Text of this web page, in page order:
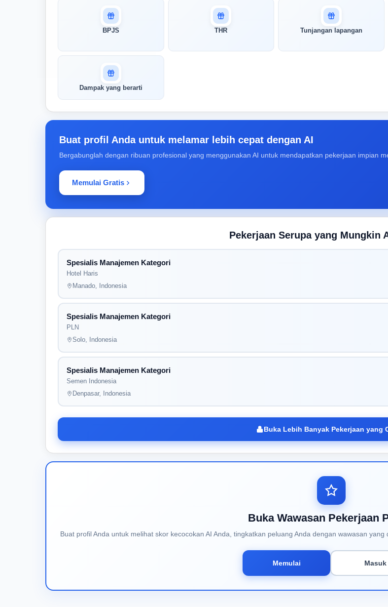
pertandingan AI Anda
AI kami menganalisis profil Anda dan
Anda dengan peran ini
Buka Kunci Skor Pertandingan
Saya
BPJS THR Tunjangan lapangan
Dampak yang berarti
Buat profil Anda untuk melamar lebih cepat dengan AI
Bergabunglah dengan ribuan profesional yang menggunakan AI untuk mendapatkan pekerjaan impian
Memulai Gratis
Pekerjaan Serupa yang Mungkin
Spesialis Manajemen Kategori
Hotel Haris
Manado, Indonesia
Spesialis Manajemen Kategori
PLN
Solo, Indonesia
Spesialis Manajemen Kategori
Semen Indonesia
Denpasar, Indonesia
Buka Lebih Banyak Pekerjaan yang
Buka Wawasan Pekerjaan
Buat profil Anda untuk melihat skor kecocokan AI Anda, tingkatkan peluang Anda dengan wawasan
Memulai Masuk